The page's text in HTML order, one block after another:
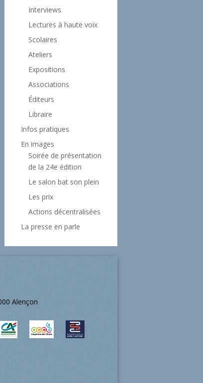
Interviews
Lectures à haute voix
Scolaires
Ateliers
Expositions
Associations
Éditeurs
Libraire
Infos pratiques
En images
Soirée de présentation
de la 24e édition
Le salon bat son plein
Les prix
Actions décentralisées
La presse en parle
Alençon